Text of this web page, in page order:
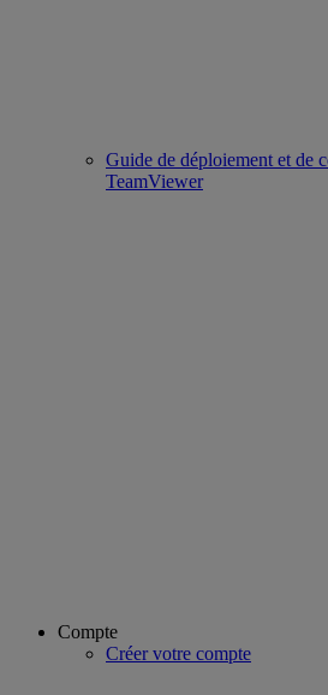
Guide de déploiement et de
TeamViewer
Compte
Créer votre compte